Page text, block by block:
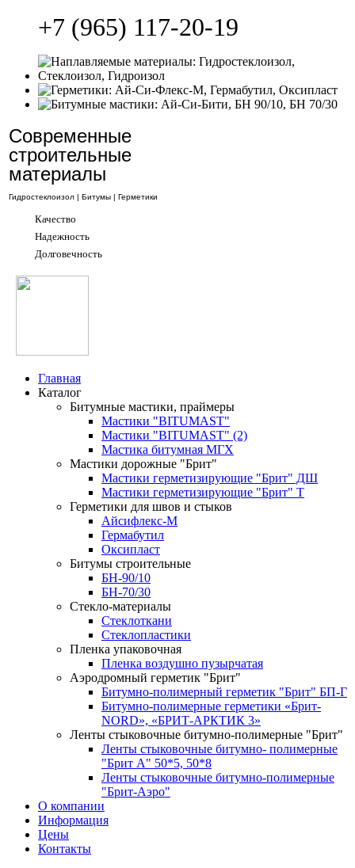
+7 (965) 117-20-19
Современные
строительные
материалы
Гидростеклоизол | Битумы | Герметики
Качество
Надежность
Долговечность
Главная
Каталог
Битумные мастики, праймеры
Мастики "BITUMAST"
Мастики "BITUMAST" (2)
Мастика битумная МГХ
Мастики дорожные "Брит"
Мастики герметизирующие "Брит" ДШ
Мастики герметизирующие "Брит" Т
Герметики для швов и стыков
Айсифлекс-М
Гермабутил
Оксипласт
Битумы строительные
БН-90/10
БН-70/30
Стекло-материалы
Стеклоткани
Стеклопластики
Пленка упаковочная
Пленка воздушно пузырчатая
Аэродромный герметик "Брит"
Битумно-полимерный герметик "Брит" БП-Г
Битумно-полимерные герметики «Брит-
NORD», «БРИТ-АРКТИК 3»
Ленты стыковочные битумно-полимерные "Брит"
Ленты стыковочные битумно- полимерные
"Брит А" 50*5, 50*8
Ленты стыковочные битумно-полимерные
"Брит-Аэро"
О компании
Информация
Цены
Контакты